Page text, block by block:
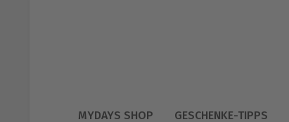
MYDAYS SHOP GESCHENKE-TIPPS